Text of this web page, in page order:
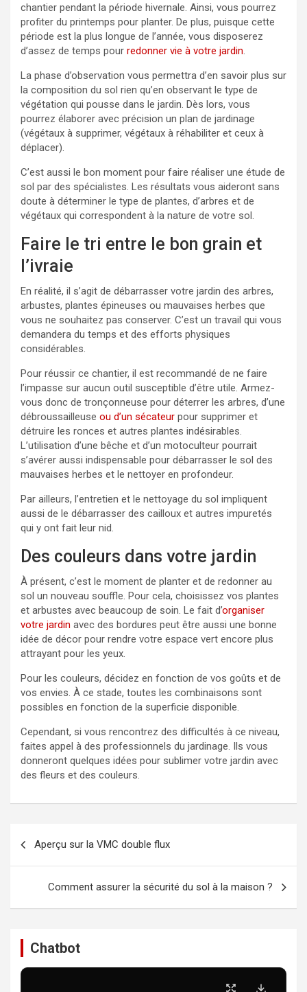
chantier pendant la période hivernale. Ainsi, vous pourrez
profiter du printemps pour planter. De plus, puisque cette
période est la plus longue de l’année, vous disposerez
d’assez de temps pour redonner vie à votre jardin.
La phase d’observation vous permettra d’en savoir plus sur
la composition du sol rien qu’en observant le type de
végétation qui pousse dans le jardin. Dès lors, vous
pourrez élaborer avec précision un plan de jardinage
(végétaux à supprimer, végétaux à réhabiliter et ceux à
déplacer).
C’est aussi le bon moment pour faire réaliser une étude de
sol par des spécialistes. Les résultats vous aideront sans
doute à déterminer le type de plantes, d’arbres et de
végétaux qui correspondent à la nature de votre sol.
Faire le tri entre le bon grain et
l’ivraie
En réalité, il s’agit de débarrasser votre jardin des arbres,
arbustes, plantes épineuses ou mauvaises herbes que
vous ne souhaitez pas conserver. C’est un travail qui vous
demandera du temps et des efforts physiques
considérables.
Pour réussir ce chantier, il est recommandé de ne faire
l’impasse sur aucun outil susceptible d’être utile. Armez-
vous donc de tronçonneuse pour déterrer les arbres, d’une
débroussailleuse ou d’un sécateur pour supprimer et
détruire les ronces et autres plantes indésirables.
L’utilisation d’une bêche et d’un motoculteur pourrait
s’avérer aussi indispensable pour débarrasser le sol des
mauvaises herbes et le nettoyer en profondeur.
Par ailleurs, l’entretien et le nettoyage du sol impliquent
aussi de le débarrasser des cailloux et autres impuretés
qui y ont fait leur nid.
Des couleurs dans votre jardin
À présent, c’est le moment de planter et de redonner au
sol un nouveau souffle. Pour cela, choisissez vos plantes
et arbustes avec beaucoup de soin. Le fait d’organiser
votre jardin avec des bordures peut être aussi une bonne
idée de décor pour rendre votre espace vert encore plus
attrayant pour les yeux.
Pour les couleurs, décidez en fonction de vos goûts et de
vos envies. À ce stade, toutes les combinaisons sont
possibles en fonction de la superficie disponible.
Cependant, si vous rencontrez des difficultés à ce niveau,
faites appel à des professionnels du jardinage. Ils vous
donneront quelques idées pour sublimer votre jardin avec
des fleurs et des couleurs.
l’article
Aperçu sur la VMC double flux
Comment assurer la sécurité du sol à la maison ?
Chatbot